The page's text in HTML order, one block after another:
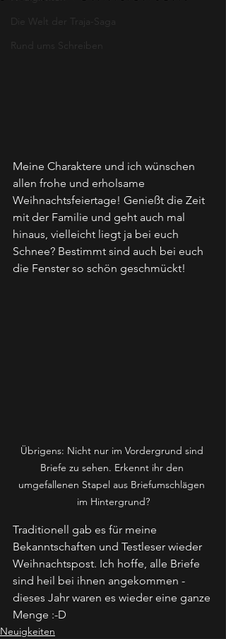
Die Welt der Traja-Saga
Rund ums Schreiben
Meine Charaktere und ich wünschen
allen frohe und erholsame
Weihnachtsfeiertage! Genießt die Zeit
mit der Familie und geht auch mal
hinaus, vielleicht liegt ja bei euch
Schnee? Bestimmt sind auch bei euch
die Fenster so schön geschmückt!
Übrigens: Nicht nur im Vordergrund sind
Briefe zu sehen. Erkennt ihr den
umgefallenen Stapel aus Briefumschlägen
im Hintergrund?
Traditionell gab es für meine
Bekanntschaften und Testleser wieder
Weihnachtspost. Ich hoffe, alle Briefe
sind heil bei ihnen angekommen -
dieses Jahr waren es wieder eine ganze
Menge :-D
Neuigkeiten